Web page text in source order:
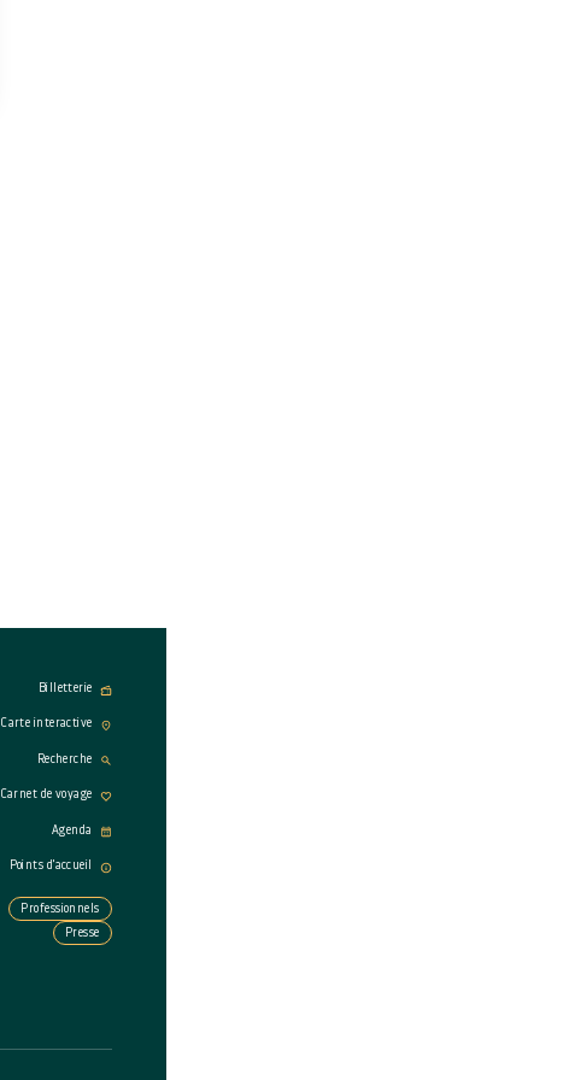
Billetterie
Carte interactive
Recherche
Carnet de voyage
Agenda
Points d'accueil
Professionnels
Presse